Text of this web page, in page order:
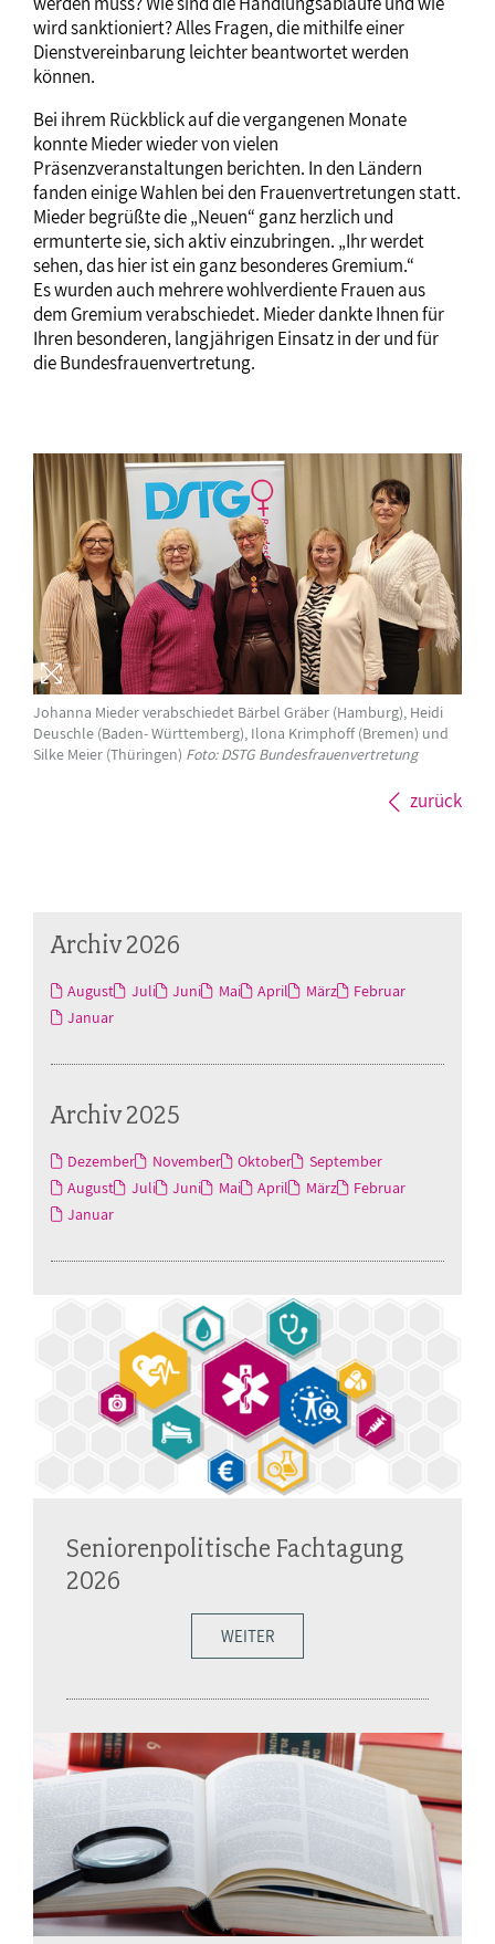
wird sanktioniert? Alles Fragen, die mithilfe einer
Dienstvereinbarung leichter beantwortet werden
können.
Bei ihrem Rückblick auf die vergangenen Monate
konnte Mieder wieder von vielen
Präsenzveranstaltungen berichten. In den Ländern
fanden einige Wahlen bei den Frauenvertretungen statt.
Mieder begrüßte die „Neuen“ ganz herzlich und
ermunterte sie, sich aktiv einzubringen. „Ihr werdet
sehen, das hier ist ein ganz besonderes Gremium.“
Es wurden auch mehrere wohlverdiente Frauen aus
dem Gremium verabschiedet. Mieder dankte Ihnen für
Ihren besonderen, langjährigen Einsatz in der und für
die Bundesfrauenvertretung.
Johanna Mieder verabschiedet Bärbel Gräber (Hamburg), Heidi
Deuschle (Baden- Württemberg), Ilona Krimphoff (Bremen) und
Silke Meier (Thüringen) Foto: DSTG Bundesfrauenvertretung
zurück
Archiv 2026
August Juli Juni Mai April März
Februar
Januar
Archiv 2025
Dezember November Oktober
September
August
Juli Juni Mai April März
Februar
Januar
Seniorenpolitische Fachtagung
2026
WEITER